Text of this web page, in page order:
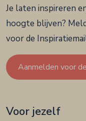
Je laten inspireren
hoogte blijven?
voor de
Aanmelden voor
Voor jezelf